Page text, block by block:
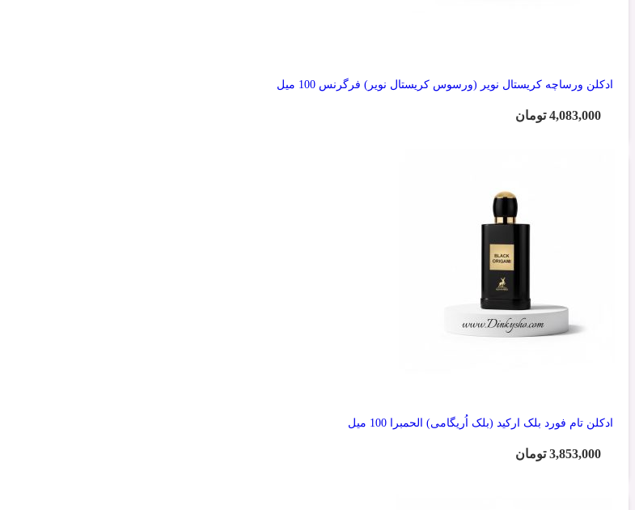
ادکلن ورساچه کریستال نویر (ورسوس کریستال نویر) فرگرنس 100 میل
4,083,000 تومان
ادکلن تام فورد بلک ارکید (بلک اُریگامی) الحمبرا 100 میل
3,853,000 تومان